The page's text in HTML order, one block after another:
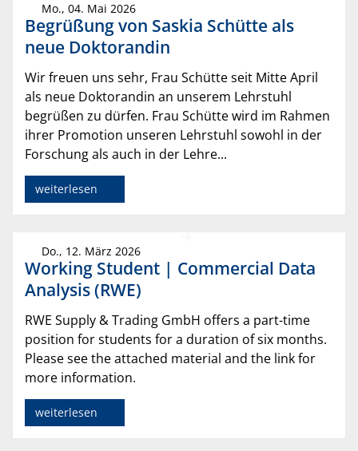
Mo., 04. Mai 2026
Begrüßung von Saskia Schütte als
neue Doktorandin
Wir freuen uns sehr, Frau Schütte seit Mitte April
als neue Doktorandin an unserem Lehrstuhl
begrüßen zu dürfen. Frau Schütte wird im Rahmen
ihrer Promotion unseren Lehrstuhl sowohl in der
Forschung als auch in der Lehre...
weiterlesen
Do., 12. März 2026
Working Student | Commercial Data
Analysis (RWE)
RWE Supply & Trading GmbH offers a part-time
position for students for a duration of six months.
Please see the attached material and the link for
more information.
weiterlesen